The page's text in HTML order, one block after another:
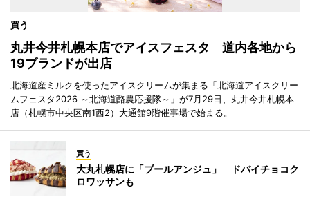
買う
丸井今井札幌本店でアイスフェスタ 道内各地から
19ブランドが出店
北海道産ミルクを使ったアイスクリームが集まる「北海道アイスクリー
ムフェスタ2026 ～北海道酪農応援隊～」が7月29日、丸井今井札幌本
店（札幌市中央区南1西2）大通館9階催事場で始まる。
買う
大丸札幌店に「ブールアンジュ」 ドバイチョコク
ロワッサンも